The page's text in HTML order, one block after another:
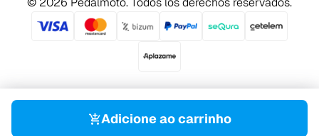
Adicione ao carrinho